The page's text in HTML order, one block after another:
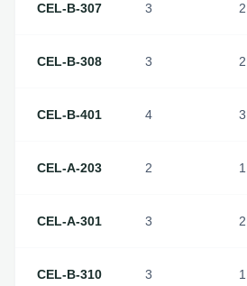
CEL-B-307 3 2
CEL-B-308 3 2
CEL-B-401 4 3
CEL-A-203 2 1
CEL-A-301 3 2
CEL-B-310 3 1